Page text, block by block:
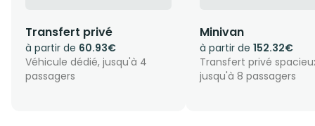
Transfert privé
à partir de 60.93€
Véhicule dédié, jusqu'à 4
passagers
Minivan
à partir de 152.32€
Transfert privé
jusqu'à 8 passagers